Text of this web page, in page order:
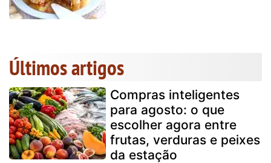
Últimos artigos
Compras inteligentes
para agosto: o que
escolher agora entre
frutas, verduras e peixes
da estação